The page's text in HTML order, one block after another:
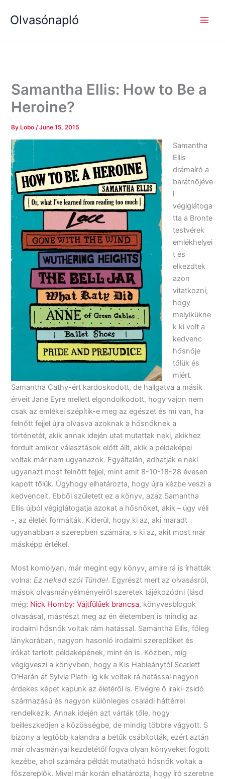
Olvasónapló
Samantha Ellis: How to Be a
Heroine?
By Lobo/June 15, 2015
Samantha
Ellis
drámaíró a
barátnőjéve
l
végiglátoga
tta a Bronte
testvérek
emlékhelyei
t és
elkezdtek
azon
vitatkozni,
hogy
melyikükne
k ki volt a
kedvenc
hősnője
tőlük és
miért.
Samantha Cathy-ért kardoskodott, de hallgatva a másik
érveit Jane Eyre mellett elgondolkodott, hogy vajon nem
csak az emlékei szépítik-e meg az egészet és mi van, ha
felnőtt fejjel újra olvasva azoknak a hősnőknek a
történetét, akik annak idején utat mutattak neki, akikhez
fordult amikor választások előtt állt, akik a példaképei
voltak már nem ugyanazok. Egyáltalán, adhatják e neki
ugyanazt most felnőtt fejjel, mint amit 8-10-18-28 évesen
kapott tőlük. Úgyhogy elhatározta, hogy újra kézbe veszi a
kedvenceit. Ebből született ez a könyv, azaz Samantha
Ellis újból végiglátogatja azokat a hősnőket, akik – úgy véli
-, az életét formálták. Kiderül, hogy ki az, aki maradt
ugyanabban a szerepben számára, s ki az, akit most már
másképp értékel.
Most komolyan, már megint egy könyv, amire rá is írhatták
volna:Ez neked szól Tünde!. Egyrészt mert az olvasásról,
mások olvasmányélményeiről szeretek tájékozódni (lásd
még: Nick Hornby: Vájtfülűek brancsa, könyvesblogok
olvasása), másrészt meg az én életemben is mindig az
irodalmi hősnők voltak rám hatással. Samantha Ellis, főleg
lánykorában, nagyon hasonló irodalmi szereplőket és
írókat tartott példaképének, mint én is. Közben, míg
végigveszi a könyvben, hogy a Kis Hableánytól Scarlett
O’Harán át Sylvia Plath-ig kik voltak rá hatással nagyon
érdekes képet kapunk az életéről is. Elvégre ő iraki-zsidó
származású és nagyon különleges családi háttérrel
rendelkezik. Annak idején azt várták tőle, hogy
beilleszkedjen a közösségbe, de mindig többre vágyott. S
bizony a legtöbb kalandra a betűk csábították, ezért aztán
már olvasmányai kezdetétől fogva olyan könyveket fogott
kezébe, ahol számára példát mutatható hősnők voltak a
főszereplők. Mivel már korán elhatározta, hogy író szeretne
e
a
é
g
k
é
g
k